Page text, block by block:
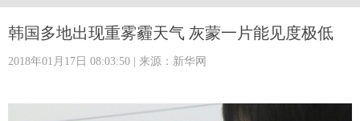
港澳 台湾 华人 汽车
科技 能源
视频 彩票
韩国多地出现重雾霾天气 灰蒙一片能见度极低
2018年01月17日 08:03:50 | 来源：新华网